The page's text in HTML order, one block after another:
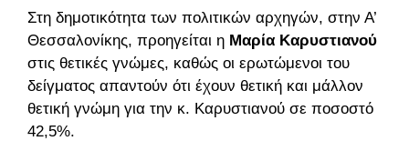
Στη δημοτικότητα των πολιτικών αρχηγών, στην Α’
Θεσσαλονίκης, προηγείται η Μαρία Καρυστιανού
στις θετικές γνώμες, καθώς οι ερωτώμενοι του
δείγματος απαντούν ότι έχουν θετική και μάλλον
θετική γνώμη για την κ. Καρυστιανού σε ποσοστό
42,5%.